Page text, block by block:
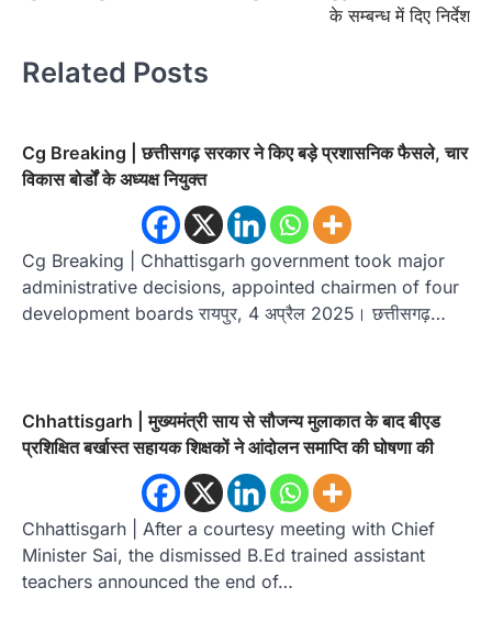
के सम्बन्ध में दिए निर्देश
Related Posts
Cg Breaking | छत्तीसगढ़ सरकार ने किए बड़े प्रशासनिक फैसले, चार
विकास बोर्डों के अध्यक्ष नियुक्त
Cg Breaking | Chhattisgarh government took major
administrative decisions, appointed chairmen of four
development boards रायपुर, 4 अप्रैल 2025। छत्तीसगढ़…
Chhattisgarh | मुख्यमंत्री साय से सौजन्य मुलाकात के बाद बीएड
प्रशिक्षित बर्खास्त सहायक शिक्षकों ने आंदोलन समाप्ति की घोषणा की
Chhattisgarh | After a courtesy meeting with Chief
Minister Sai, the dismissed B.Ed trained assistant
teachers announced the end of…